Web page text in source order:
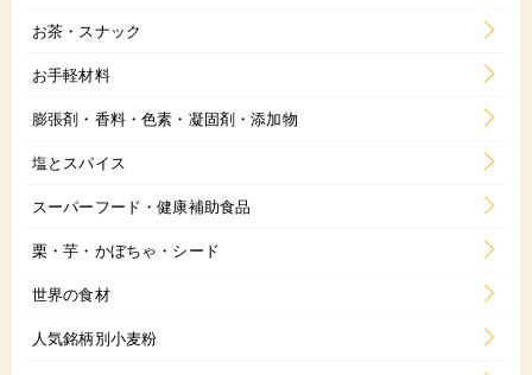
お茶・スナック
お手軽材料
膨張剤・香料・色素・凝固剤・添加物
塩とスパイス
スーパーフード・健康補助食品
栗・芋・かぼちゃ・シード
世界の食材
人気銘柄別小麦粉